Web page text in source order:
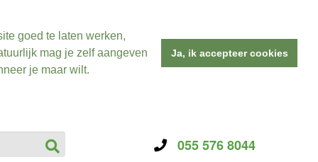
goed te laten werken,
mag je zelf aangeven
je maar wilt.
Ja, ik accepteer cookies
055 576 8044